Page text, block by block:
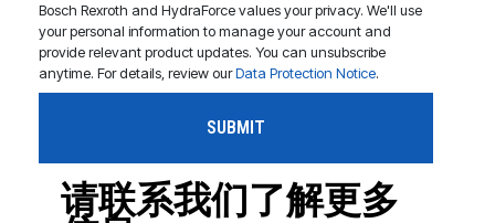
Bosch Rexroth and HydraForce values your privacy. We'll use
your personal information to manage your account and
provide relevant product updates. You can unsubscribe
anytime. For details, review ourData Protection Notice.
请联系我们了解更多